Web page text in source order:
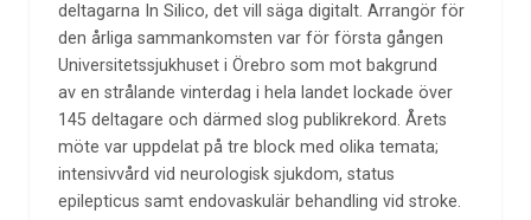
deltagarna In Silico, det vill säga digitalt. Arrangör för
den årliga sammankomsten var för första gången
Universitetssjukhuset i Örebro som mot bakgrund
av en strålande vinterdag i hela landet lockade över
145 deltagare och därmed slog publikrekord. Årets
möte var uppdelat på tre block med olika temata;
intensivvård vid neurologisk sjukdom, status
epilepticus samt endovaskulär behandling vid stroke.